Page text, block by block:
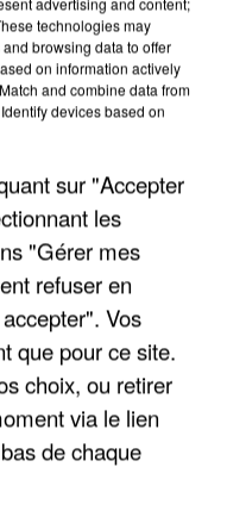
visés par des
un "travail
technologies may
browsing data to offer
on information actively
and combine data from
devices based on
sur "Accepter
les
"Gérer mes
refuser en
Vos
que pour ce site.
choix, ou retirer
via le lien
de chaque